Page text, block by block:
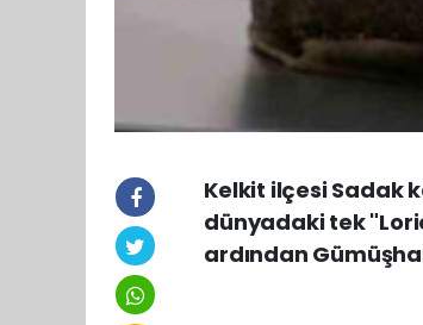
Kelkit ilçesi Sadak
dünyadaki tek
ardından